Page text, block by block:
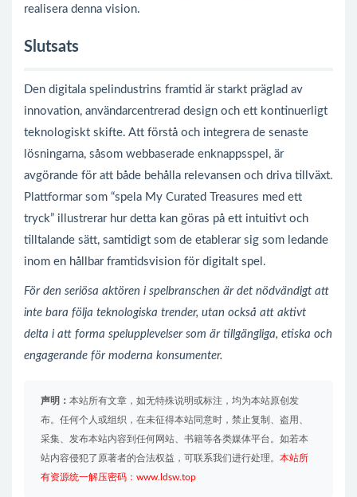
realisera denna vision.
Slutsats
Den digitala spelindustrins framtid är starkt präglad av
innovation, användarcentrerad design och ett kontinuerligt
teknologiskt skifte. Att förstå och integrera de senaste
lösningarna, såsom webbaserade enknappsspel, är
avgörande för att både behålla relevansen och driva tillväxt.
Plattformar som “spela My Curated Treasures med ett
tryck” illustrerar hur detta kan göras på ett intuitivt och
tilltalande sätt, samtidigt som de etablerar sig som ledande
inom en hållbar framtidsvision för digitalt spel.
För den seriösa aktören i spelbranschen är det nödvändigt att
inte bara följa teknologiska trender, utan också att aktivt
delta i att forma spelupplevelser som är tillgängliga, etiska och
engagerande för moderna konsumenter.
声明： 本站所有文章，如无特殊说明或标注，均为本站原创发
布。任何个人或组织，在未征得本站同意时，禁止复制、盗用、
采集、发布本站内容到任何网站、书籍等各类媒体平台。如若本
站内容侵犯了原著者的合法权益，可联系我们进行处理。 本站所
有资源统一解压密码：www.ldsw.top